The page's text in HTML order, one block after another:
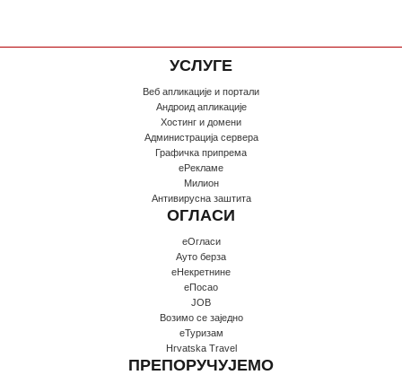
УСЛУГЕ
Веб апликације и портали
Андроид апликације
Хостинг и домени
Администрација сервера
Графичка припрема
еРекламе
Милион
Антивирусна заштита
ОГЛАСИ
еОгласи
Ауто берза
еНекретнине
еПосао
JOB
Возимо се заједно
еТуризам
Hrvatska Travel
ПРЕПОРУЧУЈЕМО